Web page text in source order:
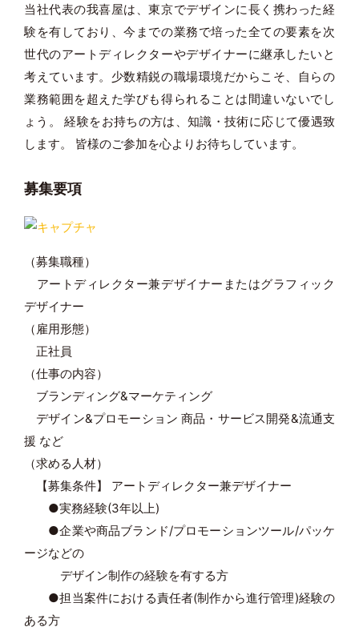
当社代表の我喜屋は、東京でデザインに長く携わった経
験を有しており、今までの業務で培った全ての要素を次
世代のアートディレクターやデザイナーに継承したいと
考えています。少数精鋭の職場環境だからこそ、自らの
業務範囲を超えた学びも得られることは間違いないでし
ょう。 経験をお持ちの方は、知識・技術に応じて優遇致
します。 皆様のご参加を心よりお待ちしています。
募集要項
（募集職種）
アートディレクター兼デザイナーまたはグラフィック
デザイナー
（雇用形態）
正社員
（仕事の内容）
ブランディング&マーケティング
デザイン&プロモーション 商品・サービス開発&流通支
援 など
（求める人材）
【募集条件】 アートディレクター兼デザイナー
●実務経験(3年以上)
●企業や商品ブランド/プロモーションツール/パッケ
ージなどの
デザイン制作の経験を有する方
●担当案件における責任者(制作から進行管理)経験の
ある方